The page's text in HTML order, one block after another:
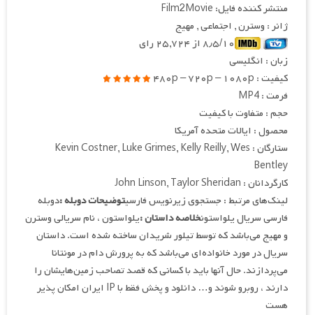
منتشر کننده فایل: Film2Movie
ژانر : وسترن , اجتماعی , مهیج
۸٫۵/۱۰ از ۲۵,۷۲۴ رای
زبان : انگلیسی
کیفیت : ۴۸۰p – ۷۲۰p – ۱۰۸۰p
فرمت : MP4
حجم : متفاوت با کیفیت
محصول : ایالات متحده آمریکا
ستارگان : Kevin Costner, Luke Grimes, Kelly Reilly, Wes
Bentley
کارگردانان : John Linson, Taylor Sheridan
لینک‌های مرتبط : جستجوی زیرنویس فارسیتوضیحات دوبله :دوبله
فارسی سریال یلواستونخلاصه داستان :یلواستون ، نام سریالی وسترن
و مهیج می‌باشد که توسط تیلور شریدان ساخته شده است. داستان
سریال در مورد خانواده‌ای می‌باشد که به پرورش دام در مونتانا
می‌پردازند. حال آنها باید با کسانی که قصد تصاحب زمین‌هایشان را
دارند ، روبرو شوند و… دانلود و پخش فقط با IP ایران امکان پذیر
هست